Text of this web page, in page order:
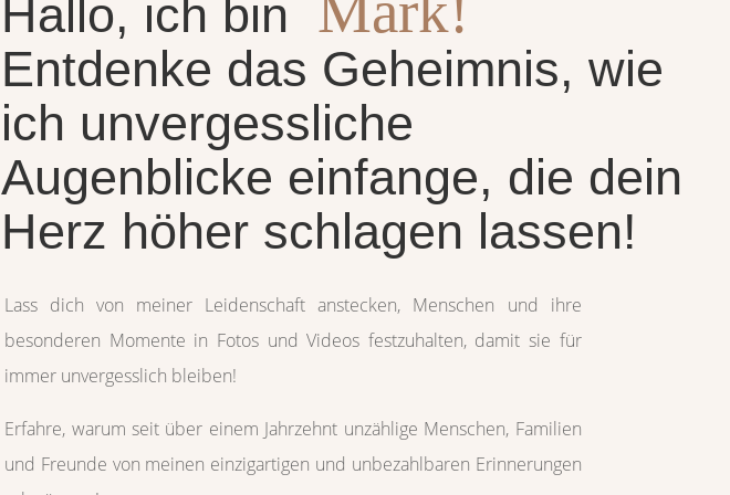
Hallo, ich bin
Entdenke das Geheimnis, wie
ich unvergessliche
Augenblicke einfange, die dein
Herz höher schlagen lassen!
Lass dich von meiner Leidenschaft anstecken, Menschen und ihre
besonderen Momente in Fotos und Videos festzuhalten, damit sie für
immer unvergesslich bleiben!
Erfahre, warum seit über einem Jahrzehnt unzählige Menschen, Familien
und Freunde von meinen einzigartigen und unbezahlbaren Erinnerungen